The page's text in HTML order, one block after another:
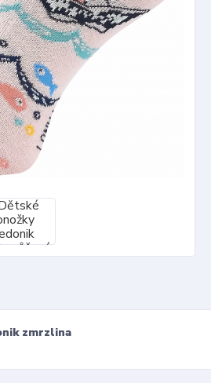
zmrzlina